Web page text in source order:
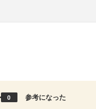
0 参考になった